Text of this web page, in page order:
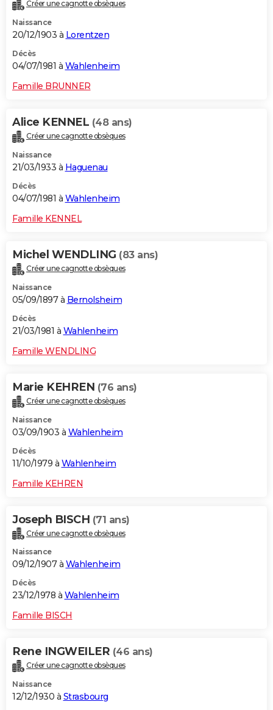
Créer une cagnotte obsèques
Naissance
20/12/1903 à Lorentzen
Décès
04/07/1981 à Wahlenheim
Famille BRUNNER
Alice KENNEL (48 ans)
Créer une cagnotte obsèques
Naissance
21/03/1933 à Haguenau
Décès
04/07/1981 à Wahlenheim
Famille KENNEL
Michel WENDLING (83 ans)
Créer une cagnotte obsèques
Naissance
05/09/1897 à Bernolsheim
Décès
21/03/1981 à Wahlenheim
Famille WENDLING
Marie KEHREN (76 ans)
Créer une cagnotte obsèques
Naissance
03/09/1903 à Wahlenheim
Décès
11/10/1979 à Wahlenheim
Famille KEHREN
Joseph BISCH (71 ans)
Créer une cagnotte obsèques
Naissance
09/12/1907 à Wahlenheim
Décès
23/12/1978 à Wahlenheim
Famille BISCH
Rene INGWEILER (46 ans)
Créer une cagnotte obsèques
Naissance
12/12/1930 à Strasbourg